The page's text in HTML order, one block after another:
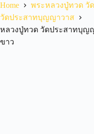
Home
พระหลวงปู่ทวด วั
วัดประสาทบุญญาวาส
หลวงปู่ทวด วัดประสาทบุญ
ขาว